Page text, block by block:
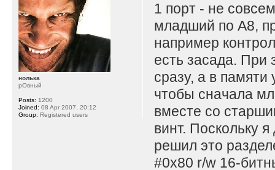
1 порт - не
младший по A8,
например
есть засада. При
сразу, а в
чтобы сначала
вместе со
винт. Поскольку
решил это
#0x80 r/w 16-
нолька
рОвный
Posts: 1200
Joined: 08 Apr 2007, 20:12
Group: Registered users